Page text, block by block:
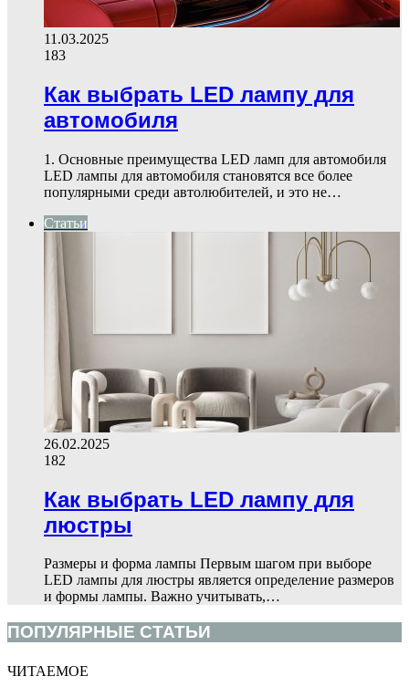
11.03.2025
183
Как выбрать LED лампу для
автомобиля
1. Основные преимущества LED ламп для автомобиля
LED лампы для автомобиля становятся все более
популярными среди автолюбителей, и это не…
Статьи
26.02.2025
182
Как выбрать LED лампу для
люстры
Размеры и форма лампы Первым шагом при выборе
LED лампы для люстры является определение размеров
и формы лампы. Важно учитывать,…
ПОПУЛЯРНЫЕ СТАТЬИ
ЧИТАЕМОЕ